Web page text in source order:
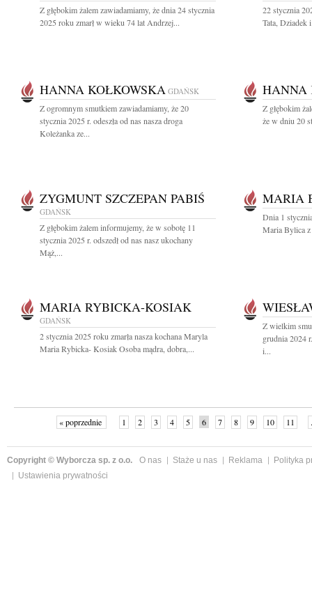
Z głębokim żalem zawiadamiamy, że dnia 24 stycznia
2025 roku zmarł w wieku 74 lat Andrzej...
22 stycznia
Tata, Dziadek
HANNA KOŁKOWSKA GDAŃSK
Z ogromnym smutkiem zawiadamiamy, że 20
stycznia 2025 r. odeszła od nas nasza droga
Koleżanka ze...
HANNA
Z głębokim
że w dniu 20
ZYGMUNT SZCZEPAN PABIŚ
GDAŃSK
Z głębokim żalem informujemy, że w sobotę 11
stycznia 2025 r. odszedł od nas nasz ukochany
Mąż,...
MARIA
Dnia 1
Maria Bylica
MARIA RYBICKA-KOSIAK
GDAŃSK
2 stycznia 2025 roku zmarła nasza kochana Maryla
Maria Rybicka- Kosiak Osoba mądra, dobra,...
Z wielkim
grudnia 2024
i...
« poprzednie 1 2 3 4 5 6 7 8 9 10 11
Copyright © Wyborcza sp. z o.o. O nas Staże u nas Reklama
Polityka
Ustawienia prywatności